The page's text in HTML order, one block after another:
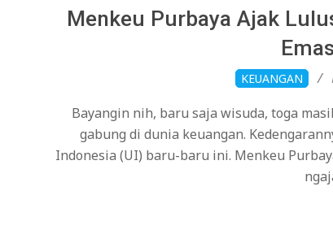
Menkeu Purbaya Ajak
KEUANGAN
Bayangin nih, baru saja wisuda, toga
gabung di dunia keuangan.
Indonesia (UI) baru-baru ini. Menkeu